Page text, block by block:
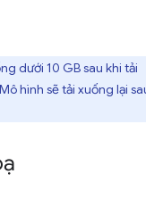
dưới 10 GB sau khi tải
hình sẽ tải xuống lại